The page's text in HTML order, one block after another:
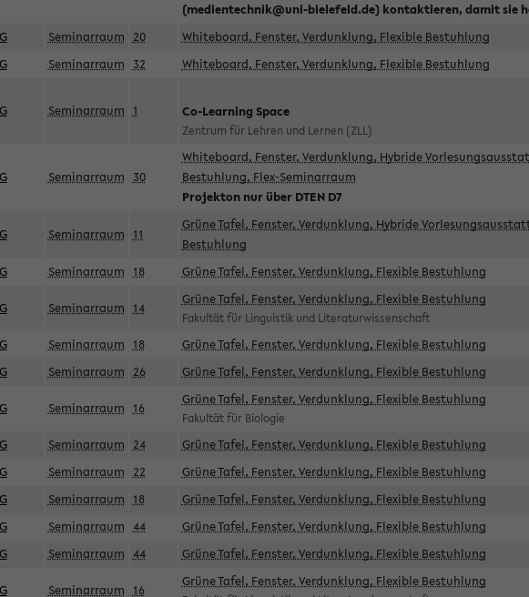
(medientechnik@uni-bielefeld.de) kontaktieren, damit sie
Seminarraum 20 Whiteboard, Fenster, Verdunklung, Flexible Bestuhlung
Seminarraum 32 Whiteboard, Fenster, Verdunklung, Flexible Bestuhlung
Seminarraum 1 Co-Learning Space
Zentrum für Lehren und Lernen (ZLL)
Seminarraum 30
Whiteboard, Fenster, Verdunklung, Hybride
Bestuhlung, Flex-Seminarraum
Projekton nur über DTEN D7
Seminarraum 11
Grüne Tafel, Fenster, Verdunklung, Hybride
Bestuhlung
Seminarraum 18 Grüne Tafel, Fenster, Verdunklung, Flexible Bestuhlung
Seminarraum 14
Grüne Tafel, Fenster, Verdunklung, Flexible Bestuhlung
Fakultät für Linguistik und Literaturwissenschaft
Seminarraum 18 Grüne Tafel, Fenster, Verdunklung, Flexible Bestuhlung
Seminarraum 26 Grüne Tafel, Fenster, Verdunklung, Flexible Bestuhlung
Seminarraum 16
Grüne Tafel, Fenster, Verdunklung, Flexible Bestuhlung
Fakultät für Biologie
Seminarraum 24 Grüne Tafel, Fenster, Verdunklung, Flexible Bestuhlung
Seminarraum 22 Grüne Tafel, Fenster, Verdunklung, Flexible Bestuhlung
Seminarraum 18 Grüne Tafel, Fenster, Verdunklung, Flexible Bestuhlung
Seminarraum 44 Grüne Tafel, Fenster, Verdunklung, Flexible Bestuhlung
Seminarraum 44 Grüne Tafel, Fenster, Verdunklung, Flexible Bestuhlung
Seminarraum 16
Grüne Tafel, Fenster, Verdunklung, Flexible Bestuhlung